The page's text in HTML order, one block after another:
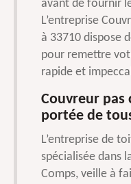
avant de fournir
L’entreprise
à 33710 dispose
pour remettre
rapide et
Couvreur pas
portée de
L’entreprise de
spécialisée dans
Comps, veille à